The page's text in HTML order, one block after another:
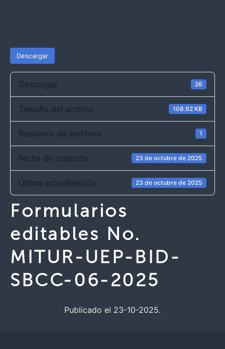
Descargar
Descargar 26
Tamaño del archivo 108.92 KB
Recuento de archivos 1
Fecha de creación 23 de octubre de 2025
Última actualización 23 de octubre de 2025
Formularios
editables No.
MITUR-UEP-BID-
SBCC-06-2025
Publicado el 23-10-2025.